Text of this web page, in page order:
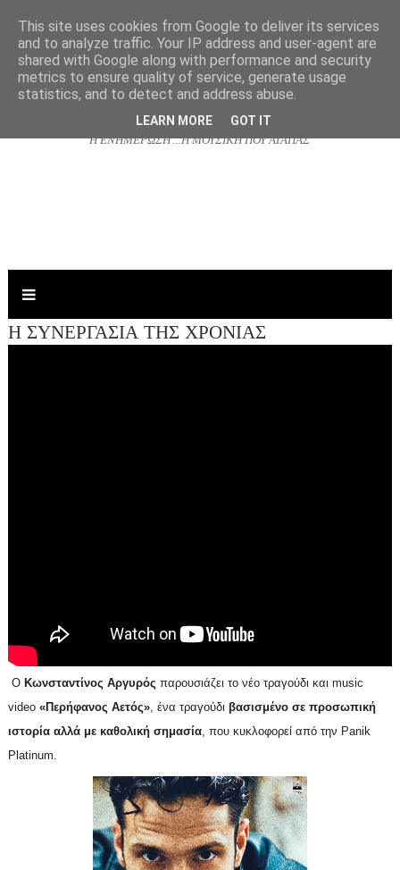
NJOYRADIO.GR
Η ΕΝΗΜΕΡΩΣΗ ...Η ΜΟΥΣΙΚΗ ΠΟΥ ΑΓΑΠΑΣ
Η ΣΥΝΕΡΓΑΣΙΑ ΤΗΣ ΧΡΟΝΙΑΣ
Ο Κωνσταντίνος Αργυρός παρουσιάζει το νέο τραγούδι και music
video «Περήφανος Αετός», ένα τραγούδι βασισμένο σε προσωπική
ιστορία αλλά με καθολική σημασία, που κυκλοφορεί από την Panik
Platinum.
This site uses cookies from Google to deliver its services
and to analyze traffic. Your IP address and user-agent are
shared with Google along with performance and security
metrics to ensure quality of service, generate usage
statistics, and to detect and address abuse.
LEARN MORE GOT IT